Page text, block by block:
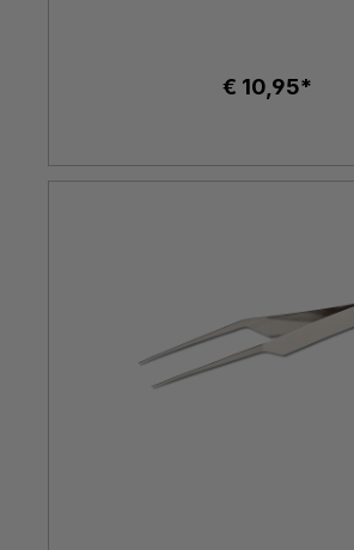
€ 10,95*